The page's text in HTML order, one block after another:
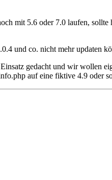
mit 5.6 oder 7.0 laufen,
und co. nicht mehr updaten
gedacht und wir wollen
auf eine fiktive 4.9 oder